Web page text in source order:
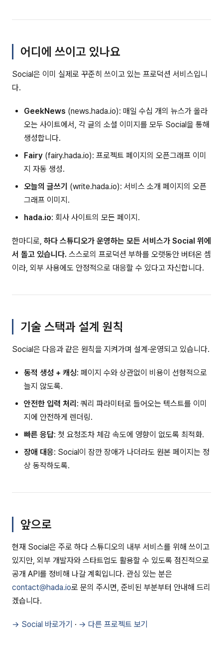
어디에 쓰이고 있나요
Social은 이미 실제로 꾸준히 쓰이고 있는 프로덕션 서비스입니
다.
GeekNews (news.hada.io): 매일 수십 개의 뉴스가 올라
오는 사이트에서, 각 글의 소셜 이미지를 모두 Social을 통해
생성합니다.
Fairy (fairy.hada.io): 프로젝트 페이지의 오픈그래프 이미
지 자동 생성.
오늘의 글쓰기 (write.hada.io): 서비스 소개 페이지의 오픈
그래프 이미지.
hada.io: 회사 사이트의 모든 페이지.
한마디로, 하다 스튜디오가 운영하는 모든 서비스가 Social 위에
서 돌고 있습니다. 스스로의 프로덕션 부하를 오랫동안 버텨온 셈
이라, 외부 사용에도 안정적으로 대응할 수 있다고 자신합니다.
기술 스택과 설계 원칙
Social은 다음과 같은 원칙을 지켜가며 설계·운영되고 있습니다.
동적 생성 + 캐싱: 페이지 수와 상관없이 비용이 선형적으로
늘지 않도록.
안전한 입력 처리 : 쿼리 파라미터로 들어오는 텍스트를 이미
지에 안전하게 렌더링.
빠른 응답: 첫 요청조차 체감 속도에 영향이 없도록 최적화.
장애 대응: Social이 잠깐 장애가 나더라도 원본 페이지는 정
상 동작하도록.
앞으로
현재 Social은 주로 하다 스튜디오의 내부 서비스를 위해 쓰이고
있지만, 외부 개발자와 스타트업도 활용할 수 있도록 점진적으로
공개 API를 정비해 나갈 계획입니다. 관심 있는 분은
contact@hada.io로 문의 주시면, 준비된 부분부터 안내해 드리
겠습니다.
→ Social 바로가기 · → 다른 프로젝트 보기